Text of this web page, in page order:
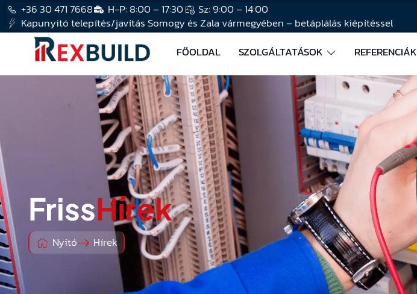
+36 30 471 7668 H-P: 8:00 – 17:30
Sz: 9:00 – 14:00
Kapunyitó telepítés/javítás Somogy és Zala vármegyében – betáplálás kiépítéssel
FŐOLDAL
SZOLGÁLTATÁSOK REFERENCIÁK
FrissHírek
Nyitó Hírek